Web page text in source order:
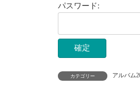
パスワード:
カテゴリー アルバム